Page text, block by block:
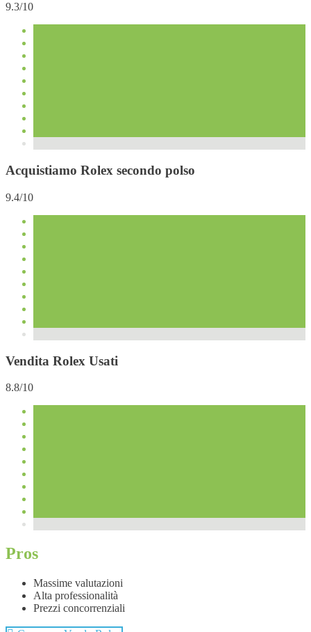
9.3/10
Acquistiamo Rolex secondo polso
9.4/10
Vendita Rolex Usati
8.8/10
Pros
Massime valutazioni
Alta professionalità
Prezzi concorrenziali